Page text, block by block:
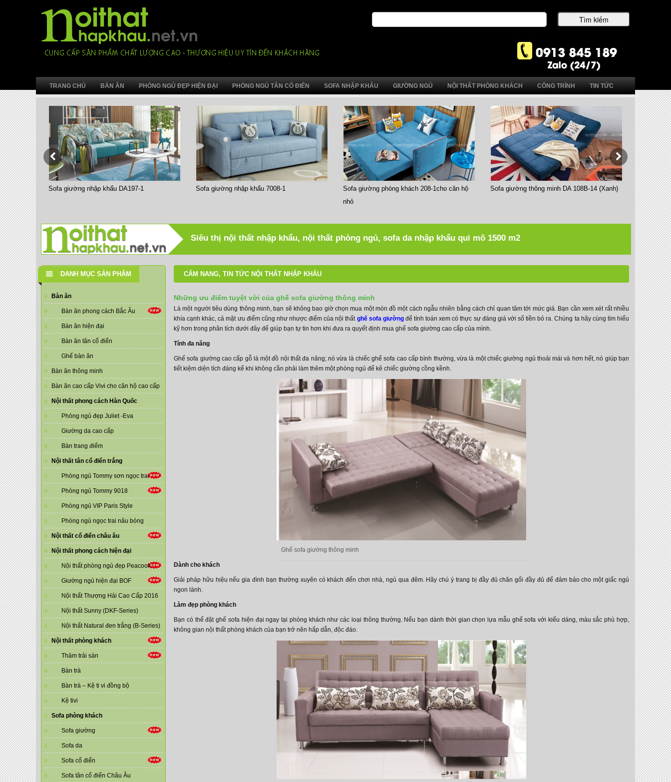
TRANG CHỦ BÀN ĂN PHÒNG NGỦ ĐẸP HIỆN ĐẠI PHÒNG NGỦ TÂN CỔ ĐIỂN SOFA NHẬP KHẨU GIƯỜNG NGỦ NỘI THẤT PHÒNG KHÁCH CÔNG TRÌNH TIN TỨC
Sofa giường nhập khẩu DA197-1 Sofa giường nhập khẩu 7008-1
Sofa giường phòng khách 208-1cho căn hộ
nhỏ
Sofa giường thông minh DA 108B-14 (Xanh) Bàn ăn
Siêu thị nội thất nhập khẩu, nội thất phòng ngủ, sofa da nhập khẩu qui mô 1500 m2
DANH MỤC SẢN PHẨM
Bàn ăn
Bàn ăn phong cách Bắc Âu
Bàn ăn hiện đại
Bàn ăn tân cổ điển
Ghế bàn ăn
Bàn ăn thông minh
Bàn ăn cao cấp Vivi cho căn hộ cao cấp
Nội thất phong cách Hàn Quốc
Phòng ngủ đẹp Juliet -Eva
Giường da cao cấp
Bàn trang điểm
Nội thất tân cổ điển trắng
Phòng ngủ Tommy sơn ngọc trai
Phòng ngủ Tommy 9018
Phòng ngủ VIP Paris Style
Phòng ngủ ngọc trai nâu bóng
Nội thất cổ điển châu âu
Nội thất phong cách hiện đại
Nội thất phòng ngủ đẹp Peacook
Giường ngủ hiện đại BOF
Nội thất Thượng Hải Cao Cấp 2016
Nội thất Sunny (DKF-Series)
Nội thất Natural đen trắng (B-Series)
Nội thất phòng khách
Thảm trải sàn
Bàn trà
Bàn trà – Kệ ti vi đồng bộ
Kệ tivi
Sofa phòng khách
Sofa giường
Sofa da
Sofa cổ điển
Sofa tân cổ điển Châu Âu
CẨM NANG, TIN TỨC NỘI THẤT NHẬP KHẨU
Những ưu điểm tuyệt vời của ghế sofa giường thông minh
Là một người tiêu dùng thông minh, bạn sẽ không bao giờ chọn mua một món đồ một cách ngẫu nhiên bằng cách chỉ quan tâm tới mức giá. Bạn cần xem xét rất nhiều
khía cạnh khác, cả mặt ưu điểm cũng như nhược điểm của nội thất ghế sofa giườngđể tính toán xem có thực sự đáng giá với số tiền bỏ ra. Chúng ta hãy cùng tìm hiểu
kỹ hơn trong phân tích dưới đây để giúp bạn tự tin hơn khi đưa ra quyết định mua ghế sofa giường cao cấp của mình.
Tính đa năng
Ghế sofa giường cao cấp gỗ là một đồ nội thất đa năng; nó vừa là chiếc ghế sofa cao cấp bình thường, vừa là một chiếc giường ngủ thoải mái và hơn hết, nó giúp bạn
tiết kiệm diện tích đáng kể khi không cần phải làm thêm một phòng ngủ để kê chiếc giường cồng kềnh.
Ghế sofa giường thông minh
Dành cho khách
Giải pháp hữu hiệu nếu gia đình bạn thường xuyên có khách đến chơi nhà, ngủ qua đêm. Hãy chú ý trang bị đầy đủ chăn gối đầy đủ để đảm bảo cho một giấc ngủ
ngon lành.
Làm đẹp phòng khách
Bạn có thể đặt ghế sofa hiện đại ngay tại phòng khách như các loại thông thường. Nếu bạn dành thời gian chọn lựa mẫu ghế sofa với kiểu dáng, màu sắc phù hợp,
không gian nội thất phòng khách của bạn trở nên hấp dẫn, độc đáo.